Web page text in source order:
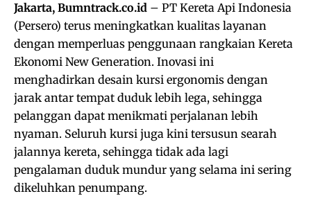
Jakarta, Bumntrack.co.id – PT Kereta Api Indonesia
(Persero) terus meningkatkan kualitas layanan
dengan memperluas penggunaan rangkaian Kereta
Ekonomi New Generation. Inovasi ini
menghadirkan desain kursi ergonomis dengan
jarak antar tempat duduk lebih lega, sehingga
pelanggan dapat menikmati perjalanan lebih
nyaman. Seluruh kursi juga kini tersusun searah
jalannya kereta, sehingga tidak ada lagi
pengalaman duduk mundur yang selama ini sering
dikeluhkan penumpang.